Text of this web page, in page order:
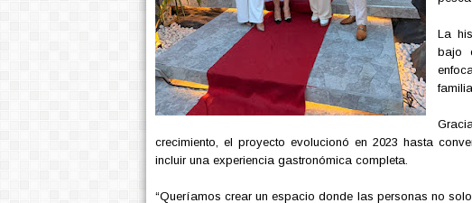
La
bajo
crecimiento, el proyecto evolucionó en 2023 hasta
incluir una experiencia gastronómica completa.
“Queríamos crear un espacio donde las personas no